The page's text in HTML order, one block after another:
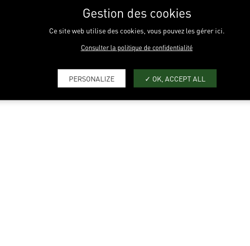
ROGUE REVOLT 2.0NEON
YELLOW
ROGUE REVOLT 2.0
VENTILACIÓN
RESISTENCIA
Gestion des cookies
Ce site web utilise des cookies, vous pouvez les gérer ici.
Consulter la politique de confidentialité
PERSONALIZE OK, ACCEPT ALL